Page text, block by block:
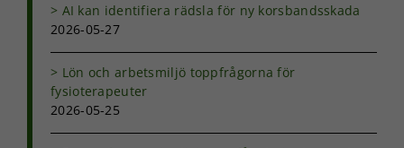
AI kan identifiera rädsla för ny korsbandsskada
2026-05-27
Lön och arbetsmiljö toppfrågorna för
fysioterapeuter
2026-05-25